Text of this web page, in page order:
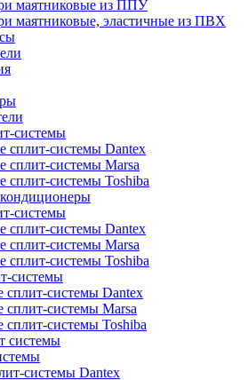
маятниковые из ППУ
маятниковые, эластичные из ПВХ
системы
сплит-системы Dantex
сплит-системы Marsa
сплит-системы Toshiba
системы
сплит-системы Dantex
сплит-системы Marsa
сплит-системы Toshiba
системы
сплит-системы Dantex
сплит-системы Marsa
сплит-системы Toshiba
системы
системы Dantex